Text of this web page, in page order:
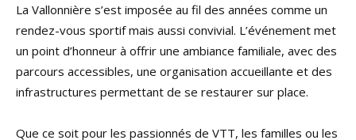
La Vallonnière s’est imposée au fil des années comme un
rendez-vous sportif mais aussi convivial. L’événement met
un point d’honneur à offrir une ambiance familiale, avec des
parcours accessibles, une organisation accueillante et des
infrastructures permettant de se restaurer sur place.
Que ce soit pour les passionnés de VTT, les familles ou les